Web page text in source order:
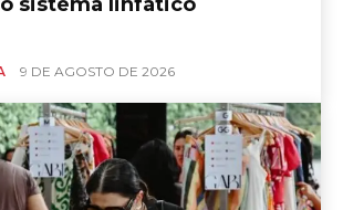
9 DE AGOSTO DE 2026